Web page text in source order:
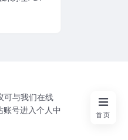
可与我们在线
号进入个人中
首页